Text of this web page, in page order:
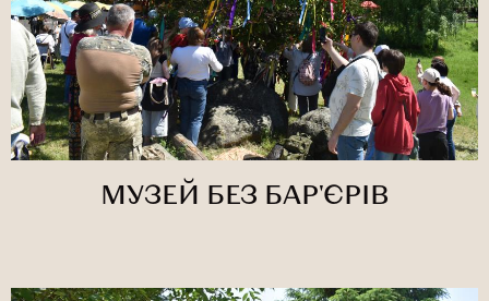
МУЗЕЙ БЕЗ БАР'ЄРІВ